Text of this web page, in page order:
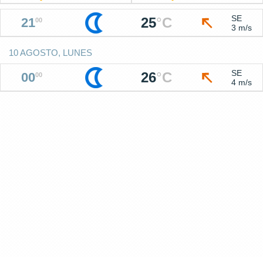
2100 25°C
SE
3 m/s
10 AGOSTO, LUNES
0000 26°C
SE
4 m/s